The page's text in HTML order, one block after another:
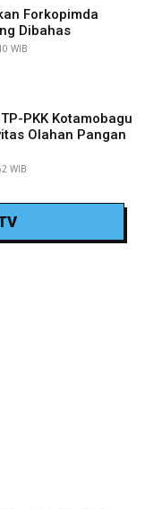
Forkopimda
Dibahas
WIB
PKK Kotamobagu
Olahan Pangan
WIB